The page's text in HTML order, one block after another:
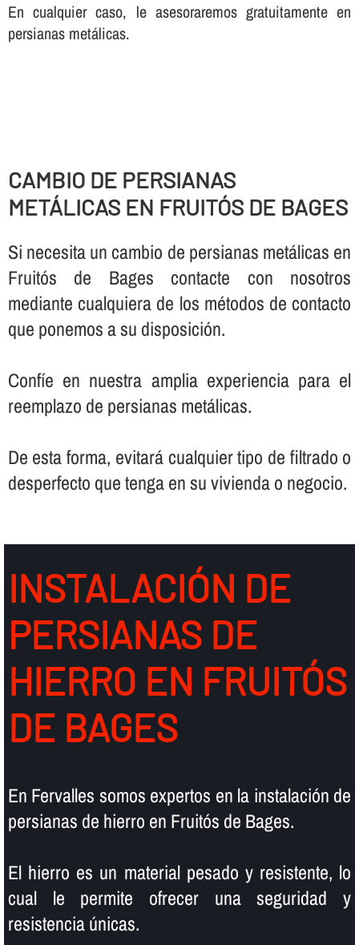
En cualquier caso, le asesoraremos gratuitamente en
persianas metálicas.
CAMBIO DE PERSIANAS
METÁLICAS EN FRUITÓS DE BAGES
Si necesita un cambio de persianas metálicas en
Fruitós de Bages contacte con nosotros
mediante cualquiera de los métodos de contacto
que ponemos a su disposición.
Confí­e en nuestra amplia experiencia para el
reemplazo de persianas metálicas.
De esta forma, evitará cualquier tipo de filtrado o
desperfecto que tenga en su vivienda o negocio.
INSTALACIÓN DE
PERSIANAS DE
HIERRO EN FRUITÓS
DE BAGES
En Fervalles somos expertos en la instalación de
persianas de hierro en Fruitós de Bages.
El hierro es un material pesado y resistente, lo
cual le permite ofrecer una seguridad y
resistencia únicas.